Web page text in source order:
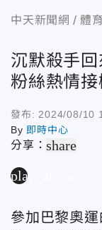
中天新聞網 體育
沉默殺手
粉絲熱情
發布: 2024/08/10
By 即時中心
分享：share
play_arrow
參加巴黎奧